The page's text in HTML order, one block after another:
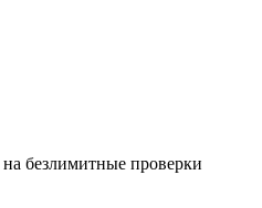
на безлимитные проверки